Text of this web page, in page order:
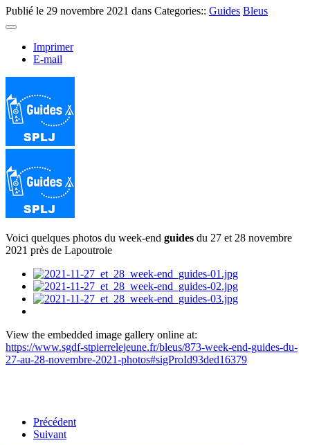
Publié le 29 novembre 2021 dans Categories:: Guides Bleus
Imprimer
E-mail
Voici quelques photos du week-end guides du 27 et 28 novembre
2021 près de Lapoutroie
View the embedded image gallery online at:
https://www.sgdf-stpierrelejeune.fr/bleus/873-week-end-guides-du-
27-au-28-novembre-2021-photos#sigProId93ded16379
Précédent
Suivant